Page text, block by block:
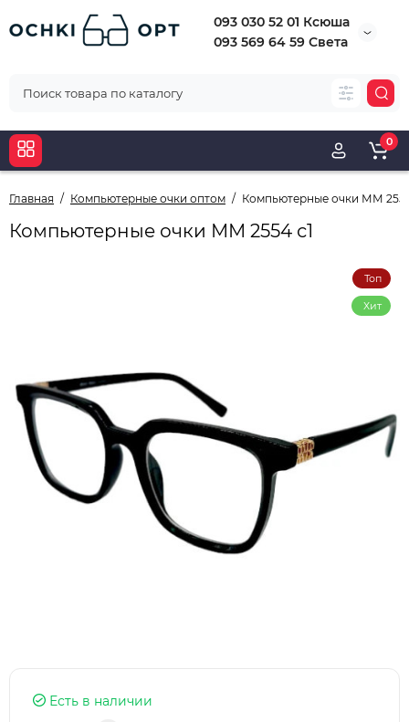
093 030 52 01 Ксюша
093 569 64 59 Света
0
Главная Компьютерные очки оптом Компьютерные очки ММ
Компьютерные очки ММ 2554 с1
Топ
Хит
Есть в наличии